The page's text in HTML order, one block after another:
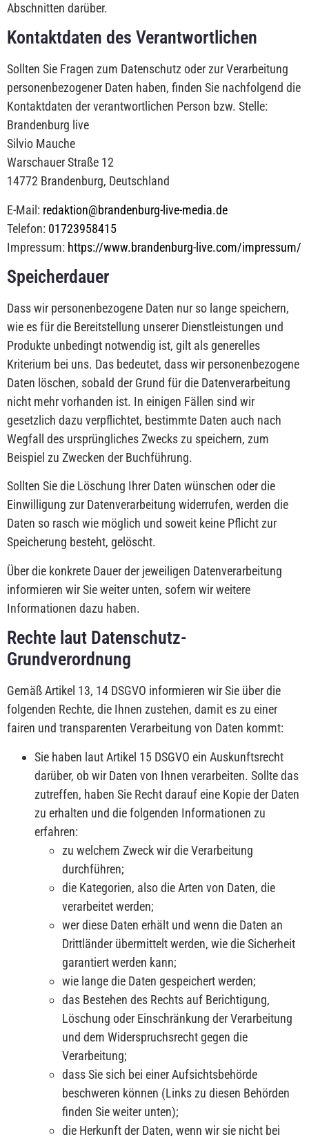
Abschnitten darüber.
Kontaktdaten des Verantwortlichen
Sollten Sie Fragen zum Datenschutz oder zur Verarbeitung
personenbezogener Daten haben, finden Sie nachfolgend die
Kontaktdaten der verantwortlichen Person bzw. Stelle:
Brandenburg live
Silvio Mauche
Warschauer Straße 12
14772 Brandenburg, Deutschland
E-Mail: redaktion@brandenburg-live-media.de
Telefon: 01723958415
Impressum: https://www.brandenburg-live.com/impressum/
Speicherdauer
Dass wir personenbezogene Daten nur so lange speichern,
wie es für die Bereitstellung unserer Dienstleistungen und
Produkte unbedingt notwendig ist, gilt als generelles
Kriterium bei uns. Das bedeutet, dass wir personenbezogene
Daten löschen, sobald der Grund für die Datenverarbeitung
nicht mehr vorhanden ist. In einigen Fällen sind wir
gesetzlich dazu verpflichtet, bestimmte Daten auch nach
Wegfall des ursprüngliches Zwecks zu speichern, zum
Beispiel zu Zwecken der Buchführung.
Sollten Sie die Löschung Ihrer Daten wünschen oder die
Einwilligung zur Datenverarbeitung widerrufen, werden die
Daten so rasch wie möglich und soweit keine Pflicht zur
Speicherung besteht, gelöscht.
Über die konkrete Dauer der jeweiligen Datenverarbeitung
informieren wir Sie weiter unten, sofern wir weitere
Informationen dazu haben.
Rechte laut Datenschutz-
Grundverordnung
Gemäß Artikel 13, 14 DSGVO informieren wir Sie über die
folgenden Rechte, die Ihnen zustehen, damit es zu einer
fairen und transparenten Verarbeitung von Daten kommt:
Sie haben laut Artikel 15 DSGVO ein Auskunftsrecht
darüber, ob wir Daten von Ihnen verarbeiten. Sollte das
zutreffen, haben Sie Recht darauf eine Kopie der Daten
zu erhalten und die folgenden Informationen zu
erfahren:
zu welchem Zweck wir die Verarbeitung
durchführen;
die Kategorien, also die Arten von Daten, die
verarbeitet werden;
wer diese Daten erhält und wenn die Daten an
Drittländer übermittelt werden, wie die Sicherheit
garantiert werden kann;
wie lange die Daten gespeichert werden;
das Bestehen des Rechts auf Berichtigung,
Löschung oder Einschränkung der Verarbeitung
und dem Widerspruchsrecht gegen die
Verarbeitung;
dass Sie sich bei einer Aufsichtsbehörde
beschweren können (Links zu diesen Behörden
finden Sie weiter unten);
die Herkunft der Daten, wenn wir sie nicht bei